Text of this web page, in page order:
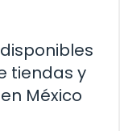
tiendas y
México